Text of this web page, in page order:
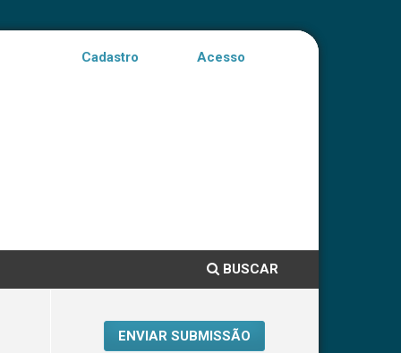
BUSCAR
Cadastro Acesso
ENVIAR SUBMISSÃO